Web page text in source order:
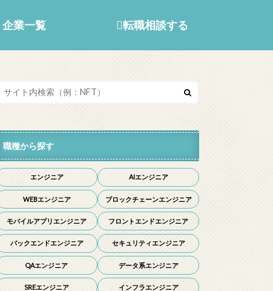
企業一覧 転職相談する
職種から探す
エンジニア AIエンジニア
WEBエンジニア ブロックチェーンエンジニア
モバイルアプリエンジニア フロントエンドエンジニア
バックエンドエンジニア セキュリティエンジニア
QAエンジニア データ系エンジニア
SREエンジニア インフラエンジニア